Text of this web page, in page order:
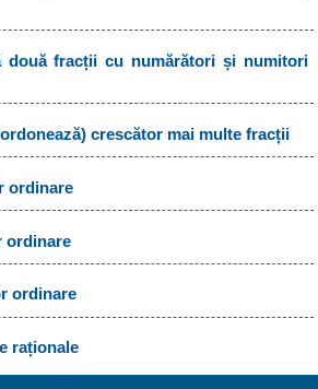
două fracții cu numărători și numitori
crescător mai multe fracții
ordinare
ordinare
ordinare
raționale